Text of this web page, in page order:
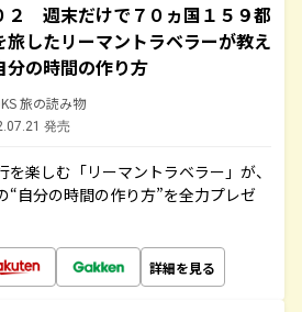
２ 週末だけで７０ヵ国１５９都
旅したリーマントラベラーが教え
分の時間の作り方
旅の読み物
発売
楽しむ「リーマントラベラー」が、
“自分の時間の作り方”を全力プレゼ
詳細を見る